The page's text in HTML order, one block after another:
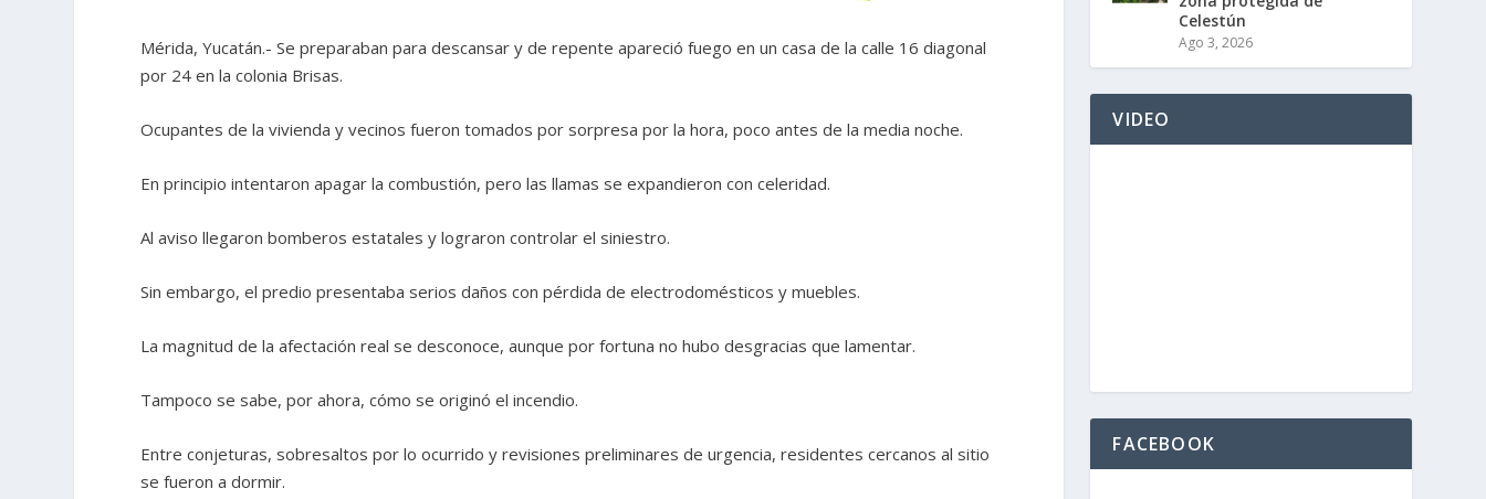
Mérida, Yucatán.- Se preparaban para descansar y de repente apareció fuego en un casa de la calle 16 diagonal
por 24 en la colonia Brisas.
Ocupantes de la vivienda y vecinos fueron tomados por sorpresa por la hora, poco antes de la media noche.
En principio intentaron apagar la combustión, pero las llamas se expandieron con celeridad.
Al aviso llegaron bomberos estatales y lograron controlar el siniestro.
Sin embargo, el predio presentaba serios daños con pérdida de electrodomésticos y muebles.
La magnitud de la afectación real se desconoce, aunque por fortuna no hubo desgracias que lamentar.
Tampoco se sabe, por ahora, cómo se originó el incendio.
Entre conjeturas, sobresaltos por lo ocurrido y revisiones preliminares de urgencia, residentes cercanos al sitio
se fueron a dormir.
Celestún
Ago 3, 2026
VIDEO
FACEBOOK